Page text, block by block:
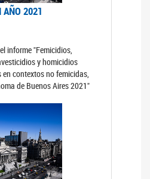
AÑO 2021
informe "Femicidios,
y homicidios
en contextos no femicidas,
de Buenos Aires 2021"